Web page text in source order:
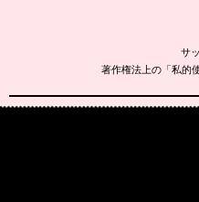
サ
著作権法上の「私的